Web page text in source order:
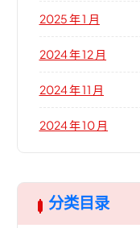
2025 年 1 月
2024 年 12 月
2024 年 11 月
2024 年 10 月
分类目录